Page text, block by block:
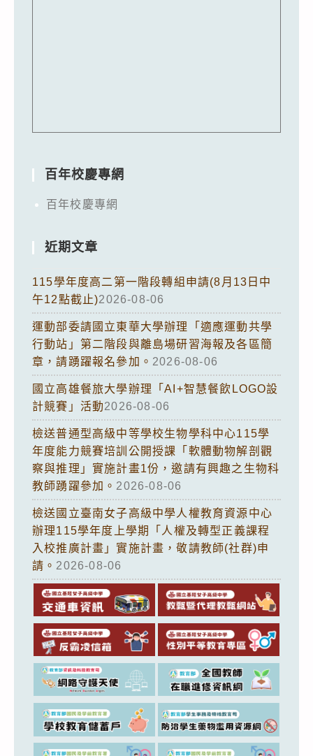
百年校慶專網
百年校慶專網
近期文章
115學年度高二第一階段轉組申請(8月13日中
午12點截止)2026-08-06
運動部委請國立東華大學辦理「適應運動共學
行動站」第二階段與離島場研習海報及各區簡
章，請踴躍報名參加。 2026-08-06
國立高雄餐旅大學辦理「AI+智慧餐飲LOGO設
計競賽」活動2026-08-06
檢送普通型高級中等學校生物學科中心115學
年度能力競賽培訓公開授課「軟體動物解剖觀
察與推理」實施計畫1份，邀請有興趣之生物科
教師踴躍參加。 2026-08-06
檢送國立臺南女子高級中學人權教育資源中心
辦理115學年度上學期「人權及轉型正義課程
入校推廣計畫」實施計畫，敬請教師(社群)申
請。 2026-08-06